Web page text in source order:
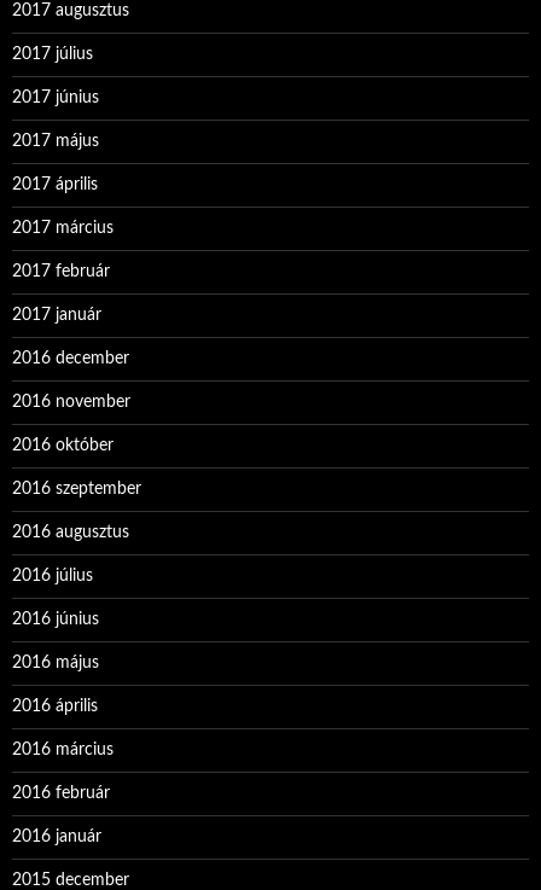
2017 augusztus
2017 július
2017 június
2017 május
2017 április
2017 március
2017 február
2017 január
2016 december
2016 november
2016 október
2016 szeptember
2016 augusztus
2016 július
2016 június
2016 május
2016 április
2016 március
2016 február
2016 január
2015 december